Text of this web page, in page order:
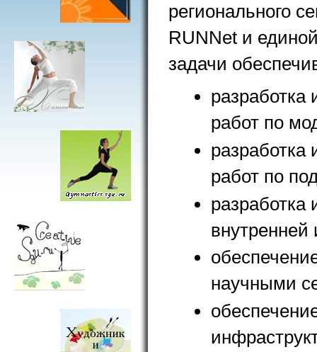
регионального
RUNNet и
задачи
разработка
работ по
разработка
работ по
разработка
научными